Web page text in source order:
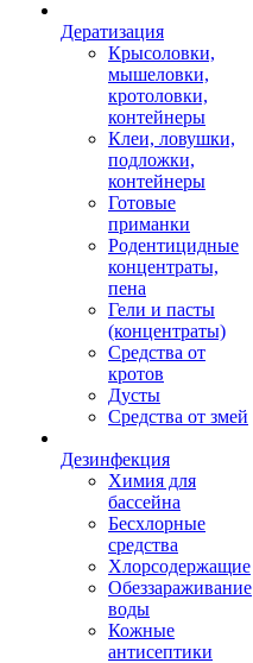
Дератизация
Крысоловки,
мышеловки,
кротоловки,
контейнеры
Клеи, ловушки,
подложки,
контейнеры
Готовые
приманки
Родентицидные
концентраты,
пена
Гели и пасты
(концентраты)
Средства от
кротов
Дусты
Средства от змей
Дезинфекция
Химия для
бассейна
Бесхлорные
средства
Хлорсодержащие
Обеззараживание
воды
Кожные
антисептики